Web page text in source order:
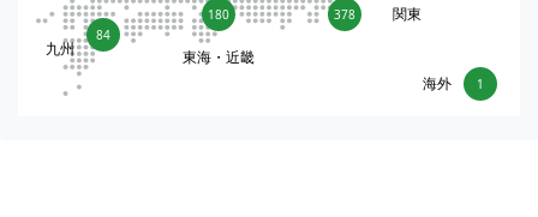
378 関東
180
東海・近畿
84
九州
1
海外